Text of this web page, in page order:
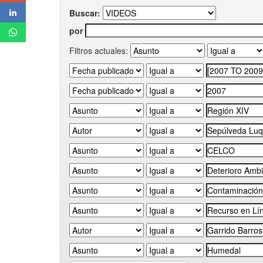
Buscar:
por
Filtros actuales: